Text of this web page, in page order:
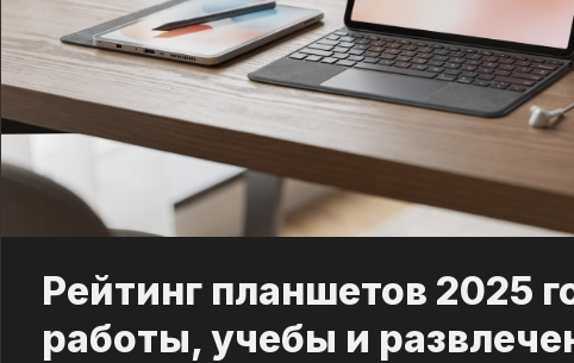
Рейтинг планшетов 2025
работы, учебы и